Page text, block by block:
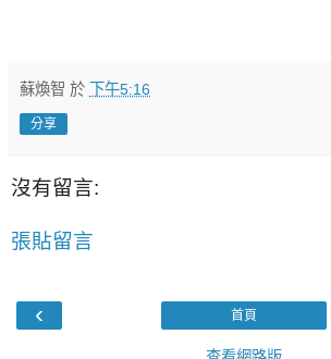
蘇煥智 於 下午5:16
分享
沒有留言:
張貼留言
‹ 首頁